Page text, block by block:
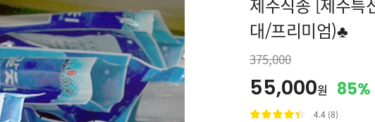
제주직송 [제주특
대/프리미엄)♣
375,000
55,000원 85%
4.4 (8)